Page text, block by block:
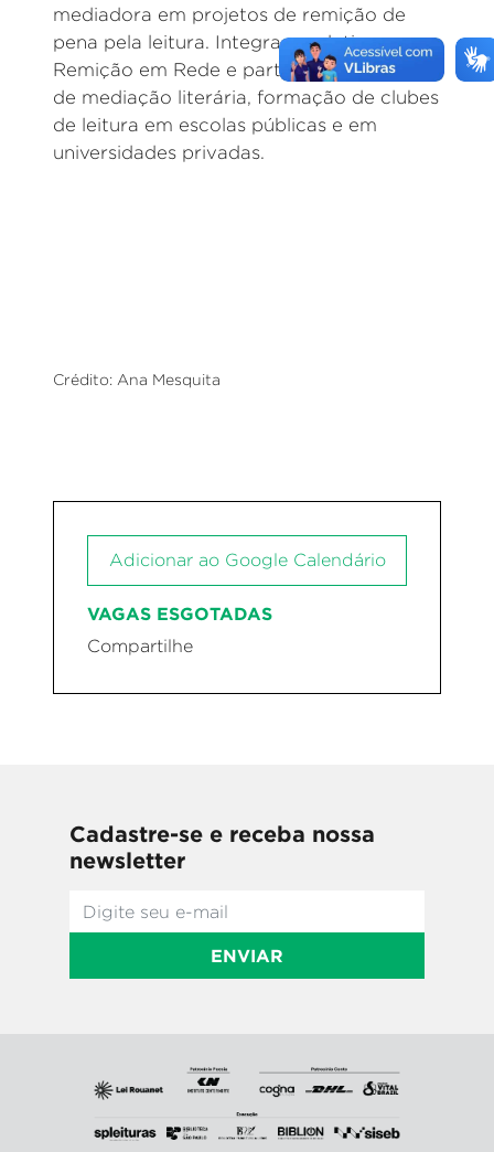
mediadora em projetos de remição de
pena pela leitura. Integra o coletivo
Remição em Rede e participou de ações
de mediação literária, formação de clubes
de leitura em escolas públicas e em
universidades privadas.
Crédito: Ana Mesquita
Adicionar ao Google Calendário
VAGAS ESGOTADAS
Compartilhe
Cadastre-se e receba nossa
newsletter
ENVIAR